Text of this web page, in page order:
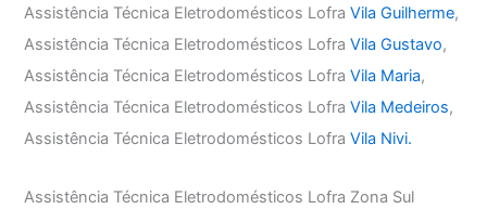
Assistência Técnica Eletrodomésticos LofraVila Guilherme,
Assistência Técnica Eletrodomésticos LofraVila Gustavo,
Assistência Técnica Eletrodomésticos LofraVila Maria,
Assistência Técnica Eletrodomésticos LofraVila Medeiros,
Assistência Técnica Eletrodomésticos LofraVila Nivi.
Assistência Técnica Eletrodomésticos Lofra Zona Sul